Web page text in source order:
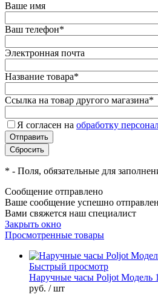
Ваше имя
Ваш телефон*
Электронная почта
Название товара*
Ссылка на товар другого магазина*
Я согласен на обработку
* - Поля, обязательные для
Сообщение отправлено
Ваше сообщение успешно
Вами свяжется наш специалист
Закрыть окно
Просмотренные товары
Быстрый просмотр
Наручные часы Poljot Модель
руб. / шт